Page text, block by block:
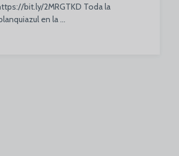
bit.ly/2MRGTKD Toda la
en la ...